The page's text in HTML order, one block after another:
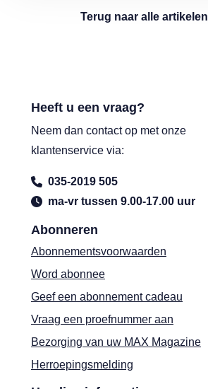
Terug naar alle artikelen
Abonneren
Abonnementsvoorwaarden
Word abonnee
Geef een abonnement cadeau
Vraag een proefnummer aan
Bezorging van uw MAX Magazine
Herroepingsmelding
Heeft u een vraag?
Neem dan contact op met onze
klantenservice via:
035-2019 505
ma-vr tussen 9.00-17.00 uur